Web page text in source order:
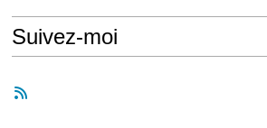
Suivez-moi